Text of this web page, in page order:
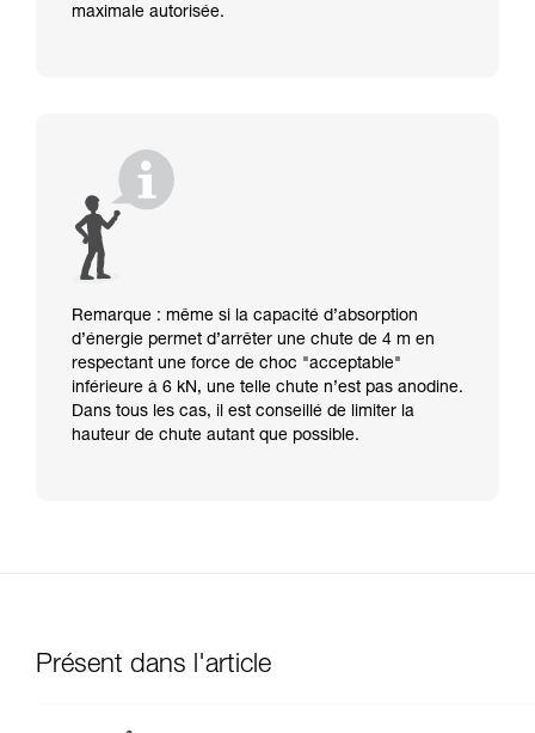
maximale autorisée.
Remarque : même si la capacité d’absorption
d’énergie permet d’arrêter une chute de 4 m en
respectant une force de choc "acceptable"
inférieure à 6 kN, une telle chute n’est pas anodine.
Dans tous les cas, il est conseillé de limiter la
hauteur de chute autant que possible.
Présent dans l'article